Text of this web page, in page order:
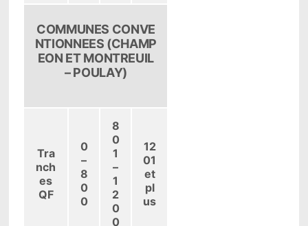
COMMUNES CONVE
NTIONNEES (CHAMP
EON ET MONTREUIL
– POULAY)
Tra
nch
es
QF
0
–
8
0
0
8
0
1
–
1
2
0
0
12
01
et
pl
us